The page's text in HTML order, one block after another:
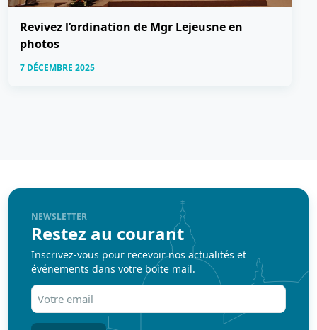
Revivez l’ordination de Mgr Lejeusne en
photos
7 DÉCEMBRE 2025
NEWSLETTER
Restez au courant
Inscrivez-vous pour recevoir nos actualités et
événements dans votre boite mail.
Votre
email
(Nécessaire)